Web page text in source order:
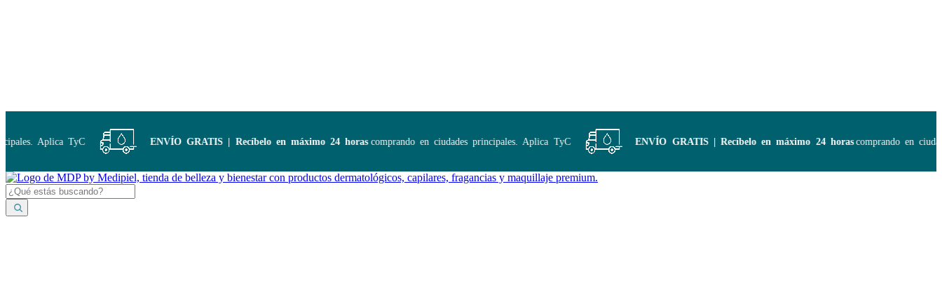
Aplica TyC ENVÍO GRATIS | Recíbelo en máximo 24 horascomprando en ciudades principales. Aplica TyC ENVÍO GRATIS | Recíbelo en máximo 24 horascomprando en